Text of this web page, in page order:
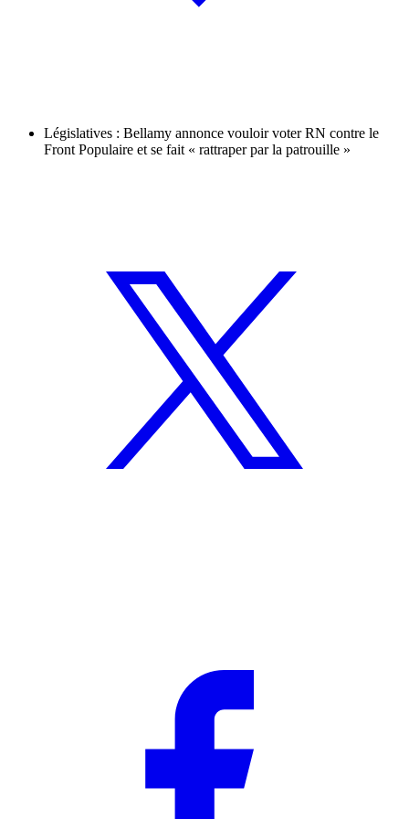
Législatives : Bellamy annonce vouloir voter RN contre le
Front Populaire et se fait « rattraper par la patrouille »